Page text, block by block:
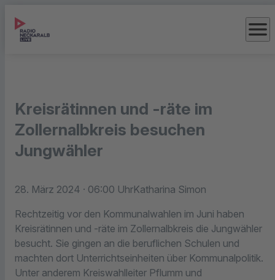
menu
Kreisrätinnen und -räte im
Zollernalbkreis besuchen
Jungwähler
28. März 2024 · 06:00 UhrKatharina Simon
Rechtzeitig vor den Kommunalwahlen im Juni haben
Kreisrätinnen und -räte im Zollernalbkreis die Jungwähler
besucht. Sie gingen an die beruflichen Schulen und
machten dort Unterrichtseinheiten über Kommunalpolitik.
Unter anderem Kreiswahlleiter Pflumm und